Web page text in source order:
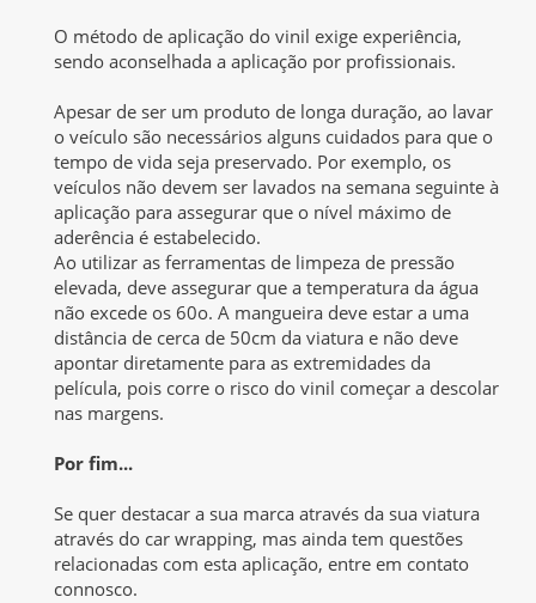
O método de aplicação do vinil exige experiência,
sendo aconselhada a aplicação por profissionais.
Apesar de ser um produto de longa duração, ao lavar
o veículo são necessários alguns cuidados para que o
tempo de vida seja preservado. Por exemplo, os
veículos não devem ser lavados na semana seguinte à
aplicação para assegurar que o nível máximo de
aderência é estabelecido.
Ao utilizar as ferramentas de limpeza de pressão
elevada, deve assegurar que a temperatura da água
não excede os 60o. A mangueira deve estar a uma
distância de cerca de 50cm da viatura e não deve
apontar diretamente para as extremidades da
película, pois corre o risco do vinil começar a descolar
nas margens.
Por fim...
Se quer destacar a sua marca através da sua viatura
através do car wrapping, mas ainda tem questões
relacionadas com esta aplicação, entre em contato
connosco.